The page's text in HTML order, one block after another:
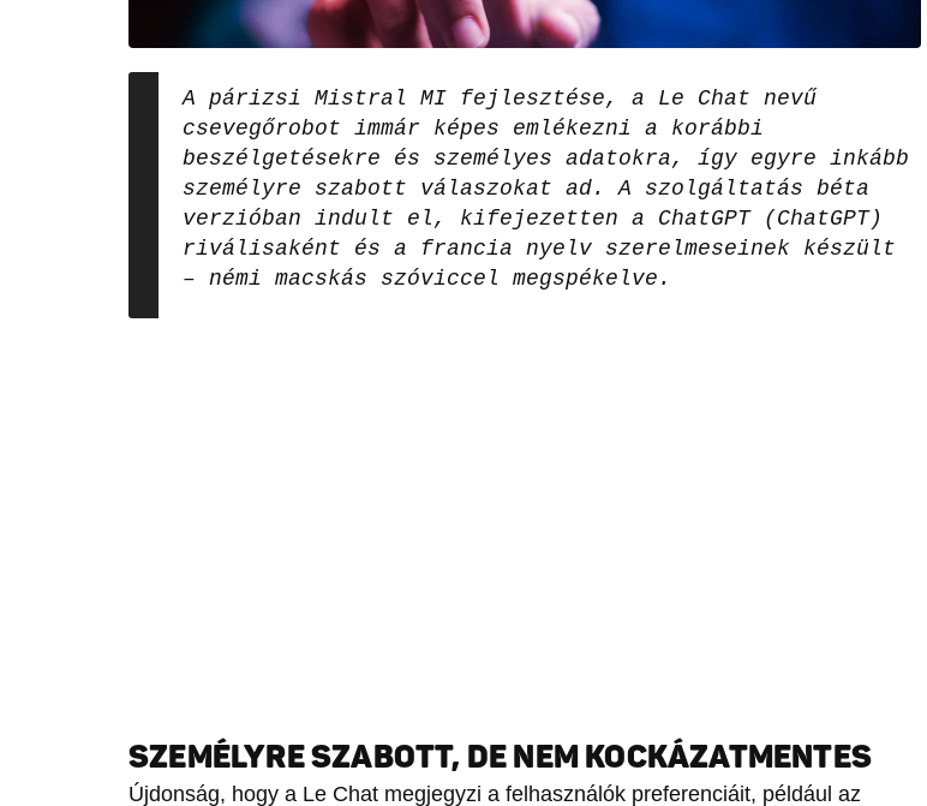
A párizsi Mistral MI fejlesztése, a Le Chat nevű
csevegőrobot immár képes emlékezni a korábbi
beszélgetésekre és személyes adatokra, így egyre inkább
személyre szabott válaszokat ad. A szolgáltatás béta
verzióban indult el, kifejezetten a ChatGPT (ChatGPT)
riválisaként és a francia nyelv szerelmeseinek készült
– némi macskás szóviccel megspékelve.
SZEMÉLYRE SZABOTT, DE NEM KOCKÁZATMENTES
Újdonság, hogy a Le Chat megjegyzi a felhasználók preferenciáit, például az